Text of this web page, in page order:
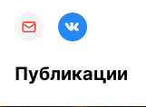
Публикации